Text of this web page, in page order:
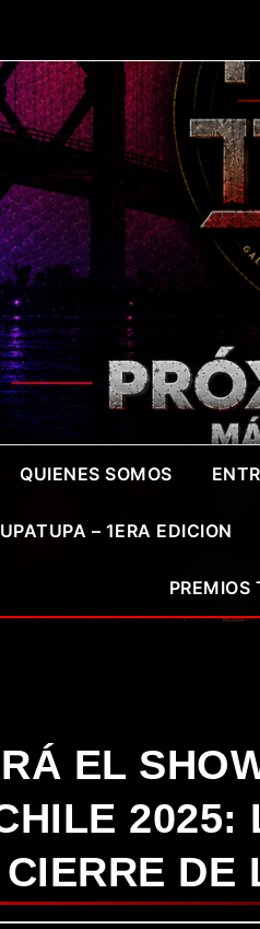
QUIENES SOMOS
– 1ERA EDICION
PREMIOS
EL
2025:
DE